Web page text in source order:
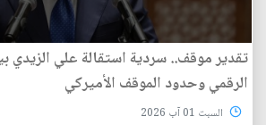
تقدير موقف.. سردية استقالة علي الزيدي
الرقمي وحدود الموقف الأميركي
السبت 01 آب 2026